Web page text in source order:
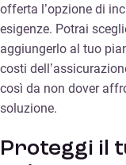
offerta l’opzione di
esigenze. Potrai
aggiungerlo al tuo
costi
così da non dover
soluzione.
Proteggi il